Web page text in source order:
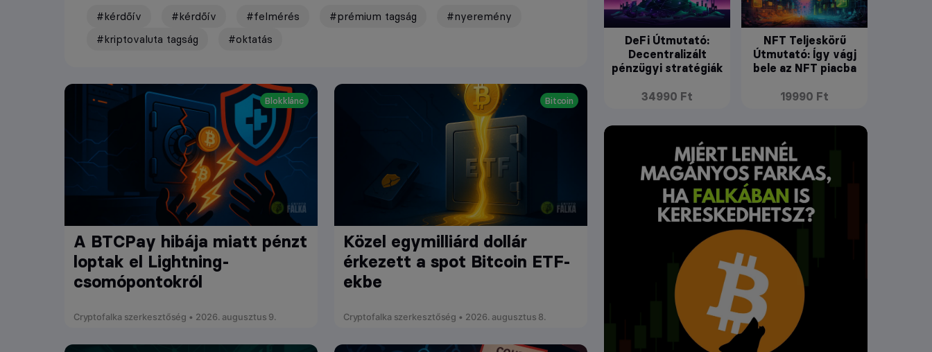
#kérdőív #kérdőív #felmérés #prémium tagság
#nyeremény
#kriptovaluta tagság
#oktatás
Blokklánc
A BTCPay hibája miatt pénzt
loptak el Lightning-
csomópontokról
Cryptofalka szerkesztőség • 2026. augusztus 9.
Bitcoin
Közel egymilliárd dollár
érkezett a spot Bitcoin ETF-
ekbe
Cryptofalka szerkesztőség • 2026. augusztus 8.
DeFi Útmutató:
Decentralizált
pénzügyi stratégiák
34990 Ft
NFT Teljeskörű
Útmutató: Így vágj
bele az NFT piacba
19990 Ft